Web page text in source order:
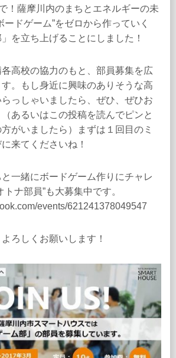
！薩摩川内のまちとエネルギーの未
ードゲーム”をゼロから作っていく
」を立ち上げることにしました！
高校の協力のもと、部員募集を広
。もし身近に興味のありそうな高
っしゃいましたら、ぜひ、ぜひお
あるいはこの投稿を読んでピンと
がいましたら）まずは１回目のミ
来てくださいね！
一緒にボードゲーム作りにチャレ
トナ部員”も大募集中です。
events/621241378049547
ろしくお願いします！